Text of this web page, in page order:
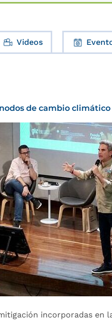
Videos
de cambio climático
incorporadas en